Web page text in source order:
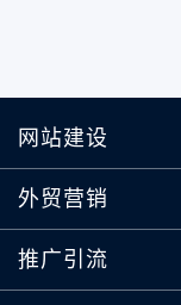
网站建设
外贸营销
推广引流